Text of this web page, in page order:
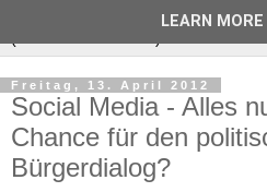
Freitag, 13. April 2012
Social Media - Alles
Chance für den
Bürgerdialog?
LEARN MORE